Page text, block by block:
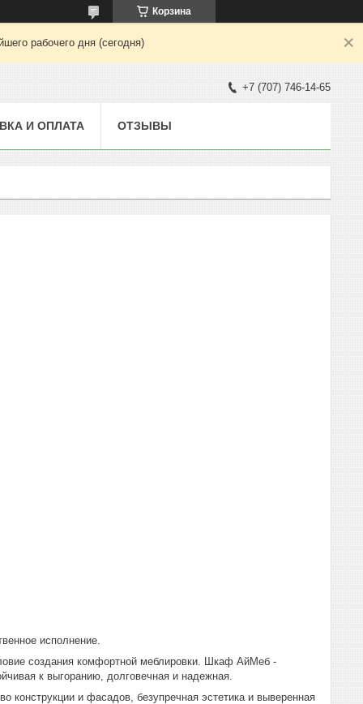
Корзина
рабочего дня (сегодня)
+7 (707) 746-14-65
И ОПЛАТА ОТЗЫВЫ
исполнение.
создания комфортной меблировки. Шкаф АйМеб -
к выгоранию, долговечная и надежная.
конструкции и фасадов, безупречная эстетика и выверенная